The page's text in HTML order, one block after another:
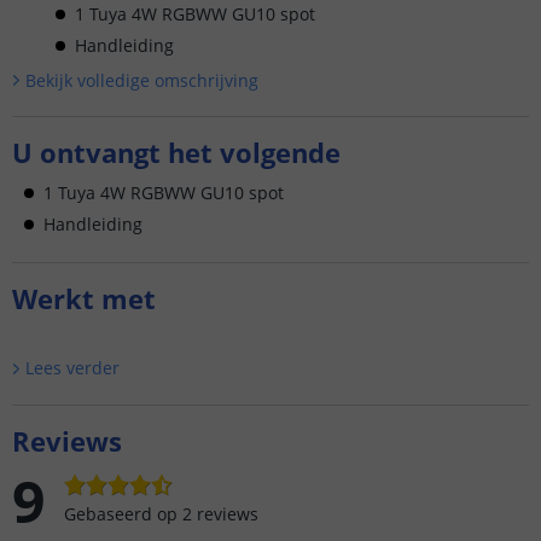
1 Tuya 4W RGBWW GU10 spot
Handleiding
Bekijk volledige omschrijving
U ontvangt het volgende
1 Tuya 4W RGBWW GU10 spot
Handleiding
Werkt met
Lees verder
Reviews
9 Gebaseerd op 2 reviews